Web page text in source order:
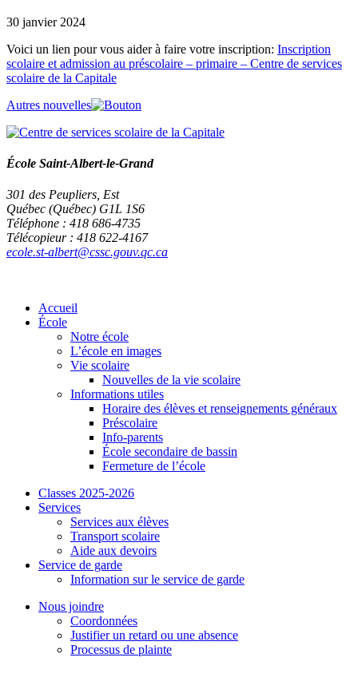
30 janvier 2024
Voici un lien pour vous aider à faire votre inscription: Inscription
scolaire et admission au préscolaire – primaire – Centre de services
scolaire de la Capitale
Autres nouvelles
École Saint-Albert-le-Grand
301 des Peupliers, Est
Québec (Québec) G1L 1S6
Téléphone : 418 686-4735
Télécopieur : 418 622-4167
ecole.st-albert@cssc.gouv.qc.ca
Accueil
École
Notre école
L’école en images
Vie scolaire
Nouvelles de la vie scolaire
Informations utiles
Horaire des élèves et renseignements généraux
Préscolaire
Info-parents
École secondaire de bassin
Fermeture de l’école
Classes 2025-2026
Services
Services aux élèves
Transport scolaire
Aide aux devoirs
Service de garde
Information sur le service de garde
Nous joindre
Coordonnées
Justifier un retard ou une absence
Processus de plainte